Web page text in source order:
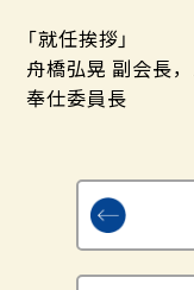
「就任挨拶」
舟橋弘晃 副会長
奉仕委員長